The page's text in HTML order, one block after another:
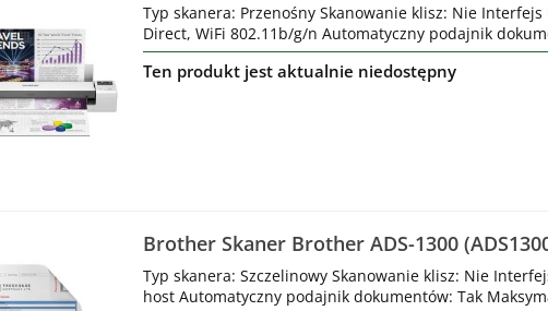
Typ skanera: Przenośny Skanowanie klisz: Nie
Direct, WiFi 802.11b/g/n Automatyczny podajnik
Ten produkt jest aktualnie niedostępny
Brother Skaner Brother ADS-1300
Typ skanera: Szczelinowy Skanowanie klisz: Nie
host Automatyczny podajnik dokumentów: Tak